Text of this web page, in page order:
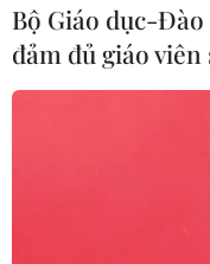
Bộ Giáo dục-
đảm đủ giáo